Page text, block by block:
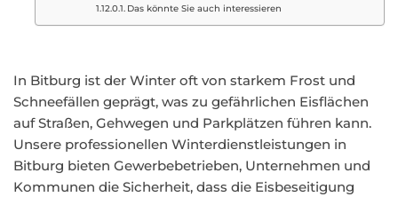
Das könnte Sie auch interessieren
In Bitburg ist der Winter oft von starkem Frost und
Schneefällen geprägt, was zu gefährlichen Eisflächen
auf Straßen, Gehwegen und Parkplätzen führen kann.
Unsere professionellen Winterdienstleistungen in
Bitburg bieten Gewerbebetrieben, Unternehmen und
Kommunen die Sicherheit, dass die Eisbeseitigung